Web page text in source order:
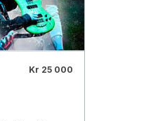
Kr 25 000